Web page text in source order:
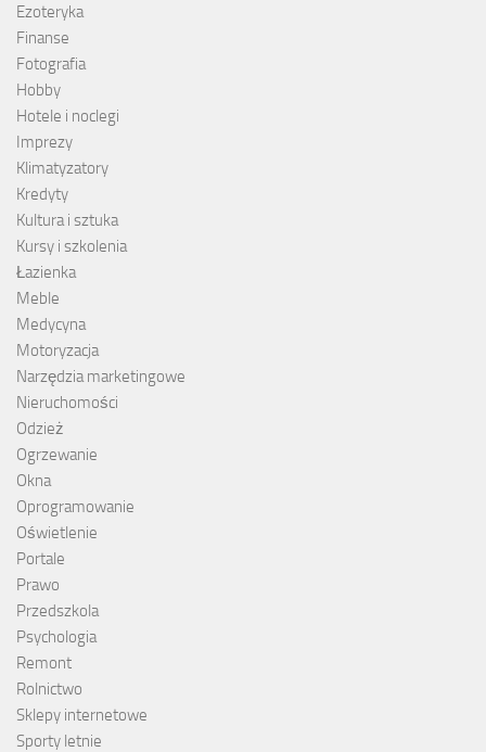
Ezoteryka
Finanse
Fotografia
Hobby
Hotele i noclegi
Imprezy
Klimatyzatory
Kredyty
Kultura i sztuka
Kursy i szkolenia
Łazienka
Meble
Medycyna
Motoryzacja
Narzędzia marketingowe
Nieruchomości
Odzież
Ogrzewanie
Okna
Oprogramowanie
Oświetlenie
Portale
Prawo
Przedszkola
Psychologia
Remont
Rolnictwo
Sklepy internetowe
Sporty letnie